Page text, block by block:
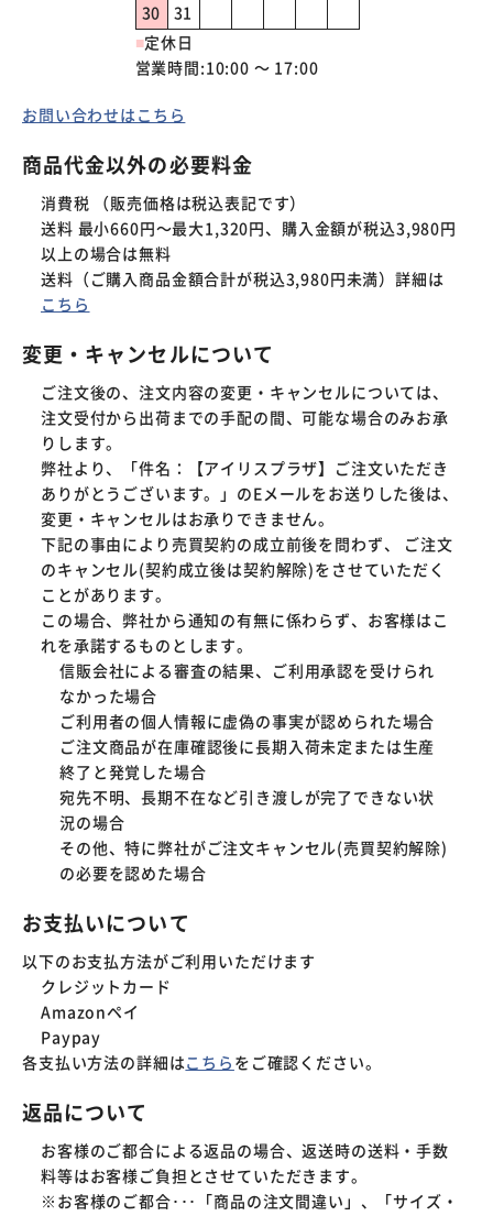
30
31
■定休日
営業時間:10:00 ～ 17:00
お問い合わせはこちら
商品代金以外の必要料金
消費税 （販売価格は税込表記です）
送料 最小660円～最大1,320円、購入金額が税込3,980円
以上の場合は無料
送料（ご購入商品金額合計が税込3,980円未満）詳細は
こちら
変更・キャンセルについて
ご注文後の、注文内容の変更・キャンセルについては、
注文受付から出荷までの手配の間、可能な場合のみお承
りします。
弊社より、「件名：【アイリスプラザ】ご注文いただき
ありがとうございます。」のEメールをお送りした後は、
変更・キャンセルはお承りできません。
下記の事由により売買契約の成立前後を問わず、 ご注文
のキャンセル(契約成立後は契約解除)をさせていただく
ことがあります。
この場合、弊社から通知の有無に係わらず、お客様はこ
れを承諾するものとします。
信販会社による審査の結果、ご利用承認を受けられ
なかった場合
ご利用者の個人情報に虚偽の事実が認められた場合
ご注文商品が在庫確認後に長期入荷未定または生産
終了と発覚した場合
宛先不明、長期不在など引き渡しが完了できない状
況の場合
その他、特に弊社がご注文キャンセル(売買契約解除)
の必要を認めた場合
お支払いについて
以下のお支払方法がご利用いただけます
クレジットカード
Amazonペイ
Paypay
各支払い方法の詳細はこちら をご確認ください。
返品について
お客様のご都合による返品の場合、返送時の送料・手数
料等はお客様ご負担とさせていただきます。
※お客様のご都合･･･「商品の注文間違い」、「サイズ・